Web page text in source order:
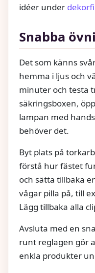
idéer under
Snabba
Det som känns
hemma i ljus och
minuter och testa
säkringsboxen,
lampan med
behöver det.
Byt plats på
förstå hur fästet
och sätta tillbaka
vågar pilla på, till
Lägg tillbaka alla
Avsluta med en
runt reglagen gör
enkla produkter